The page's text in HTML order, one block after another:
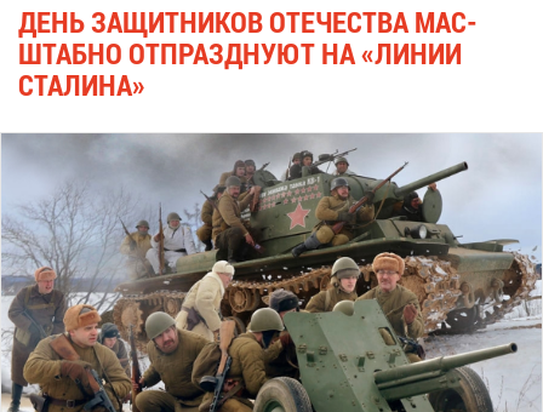
ДЕНЬ ЗА­ЩИТ­НИ­КОВ ОТЕ­ЧЕ­СТВА МАС­
ШТАБ­НО ОТ­ПРАЗД­НУ­ЮТ НА «ЛИ­НИИ
СТА­ЛИ­НА»